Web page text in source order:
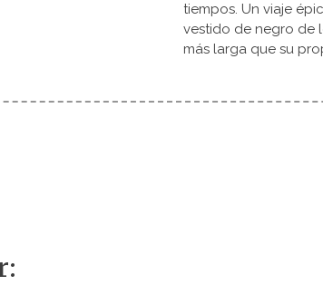
tiempos. Un viaje
vestido de negro de
más larga que su